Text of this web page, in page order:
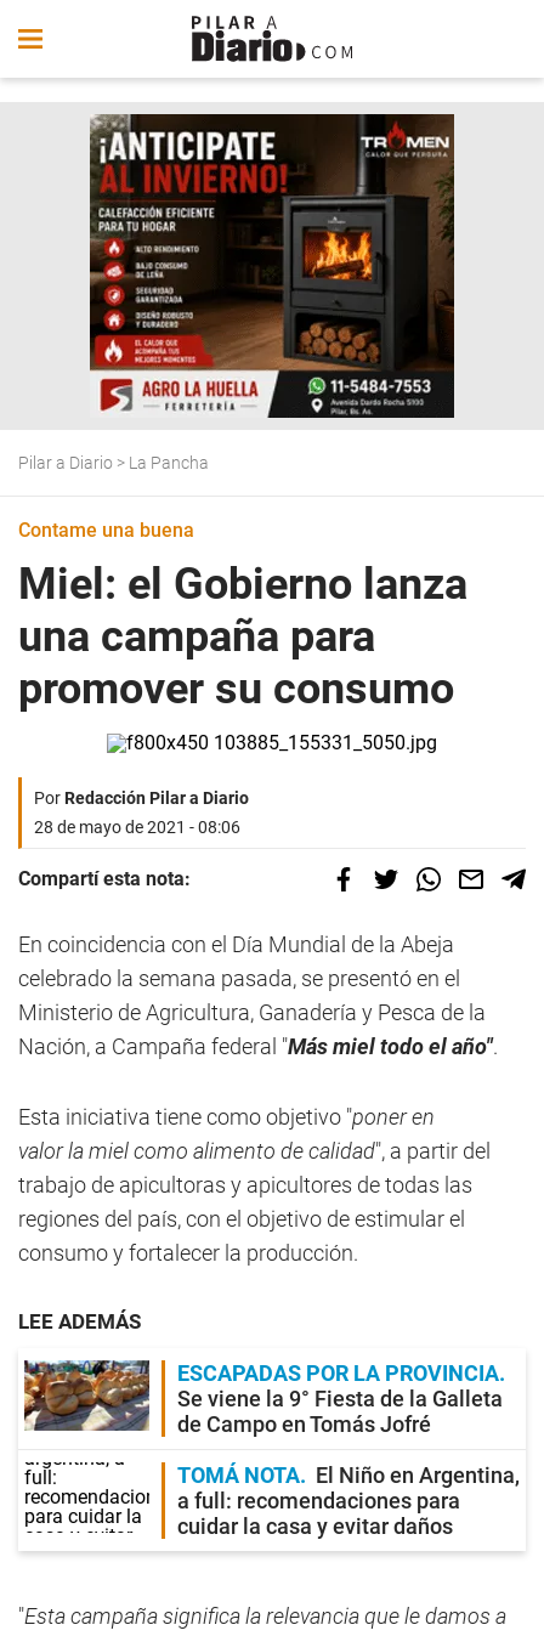
Pilar a Diario > La Pancha
Contame una buena
Miel: el Gobierno lanza
una campaña para
promover su consumo
PorRedacción Pilar a Diario
28 de mayo de 2021 - 08:06
Compartí esta nota:
En coincidencia con el Día Mundial de la Abeja
celebrado la semana pasada, se presentó en el
Ministerio de Agricultura, Ganadería y Pesca de la
Nación, a Campaña federal "Más miel todo el año".
Esta iniciativa tiene como objetivo "poner en
valor la miel como alimento de calidad", a partir del
trabajo de apicultoras y apicultores de todas las
regiones del país, con el objetivo de estimular el
consumo y fortalecer la producción.
LEE ADEMÁS
ESCAPADAS POR LA PROVINCIA
Se viene la 9° Fiesta de la Galleta
de Campo en Tomás Jofré
TOMÁ NOTA
El Niño en Argentina,
a full: recomendaciones para
cuidar la casa y evitar daños
"Esta campaña significa la relevancia que le damos a